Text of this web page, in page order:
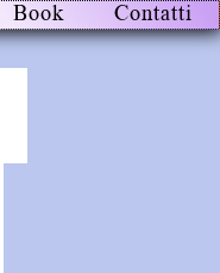
Book Contatti